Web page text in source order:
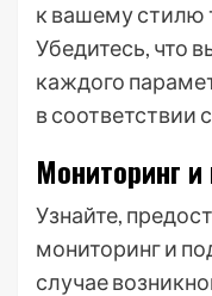
к вашему стилю
Убедитесь, что
каждого
в соответствии
Мониторинг
Узнайте,
мониторинг и
случае